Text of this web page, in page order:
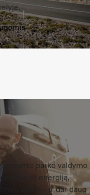
parko valdymo
ar energiją,
būklę – ir dar daug